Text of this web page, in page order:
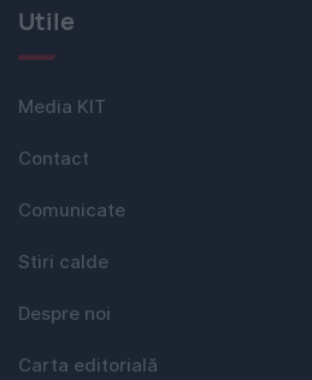
Utile
Media KIT
Contact
Comunicate
Stiri calde
Despre noi
Carta editorială